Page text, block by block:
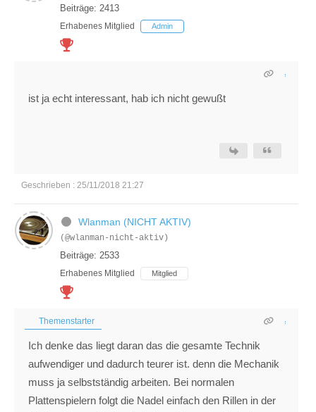
Beiträge: 2413
Erhabenes Mitglied Admin
ist ja echt interessant, hab ich nicht gewußt
Geschrieben : 25/11/2018 21:27
Wlanman (NICHT AKTIV)
(@wlanman-nicht-aktiv)
Beiträge: 2533
Erhabenes Mitglied Mitglied
Themenstarter
Ich denke das liegt daran das die gesamte Technik
aufwendiger und dadurch teurer ist. denn die Mechanik
muss ja selbstständig arbeiten. Bei normalen
Plattenspielern folgt die Nadel einfach den Rillen in der